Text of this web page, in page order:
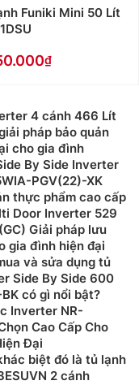
Funiki Mini 50 Lít
4 cánh 466 Lít
pháp bảo quản
cho gia đình
By Side Inverter
PGV(22)-XK
thực phẩm cao cấp
Door Inverter 529
Giải pháp lưu
gia đình hiện đại
và sửa dụng tủ
Side By Side 600
có gì nổi bật?
Inverter NR-
Cao Cấp Cho
Đại
biệt đó là tủ lạnh
2 cánh